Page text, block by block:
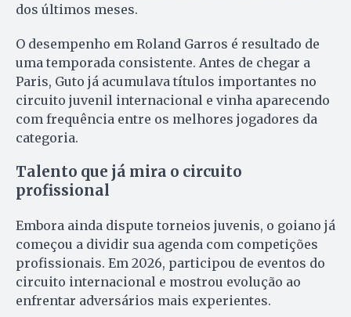
dos últimos meses.
O desempenho em Roland Garros é resultado de
uma temporada consistente. Antes de chegar a
Paris, Guto já acumulava títulos importantes no
circuito juvenil internacional e vinha aparecendo
com frequência entre os melhores jogadores da
categoria.
Talento que já mira o circuito
profissional
Embora ainda dispute torneios juvenis, o goiano já
começou a dividir sua agenda com competições
profissionais. Em 2026, participou de eventos do
circuito internacional e mostrou evolução ao
enfrentar adversários mais experientes.